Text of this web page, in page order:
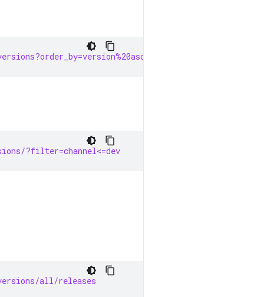
?filter=channel<=dev
all/releases